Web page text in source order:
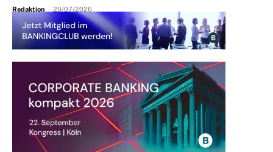
Redaktion - 20/07/2026